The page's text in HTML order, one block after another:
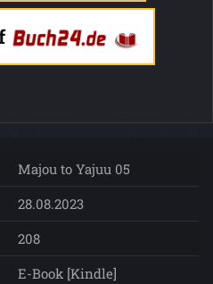
Majou to Yajuu 05
28.08.2023
208
E-Book [Kindle]